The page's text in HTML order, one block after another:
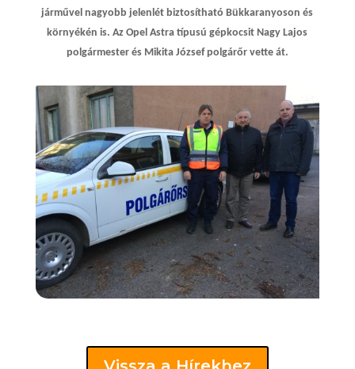
járművel nagyobb jelenlét biztosítható Bükkaranyoson és
környékén is. Az Opel Astra típusú gépkocsit Nagy Lajos
polgármester és Mikita József polgárőr vette át.